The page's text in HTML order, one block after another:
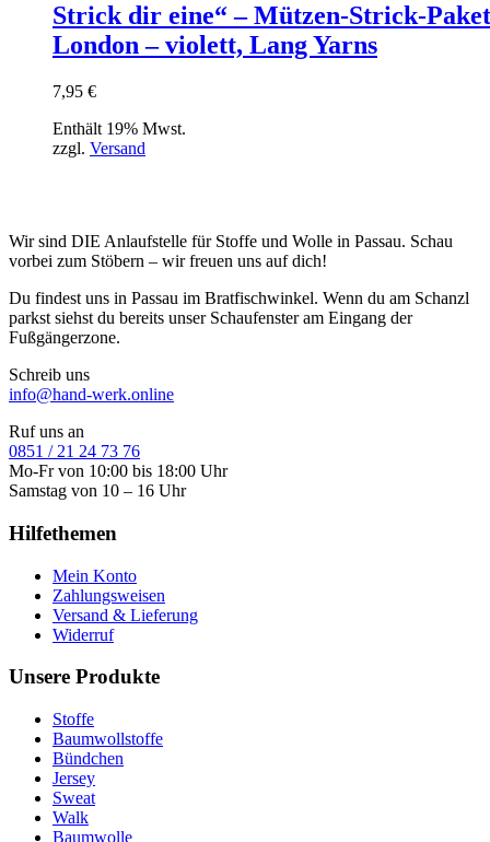
Strick dir eine“ – Mützen-Strick-
London – violett, Lang Yarns
7,95 €
Enthält 19% Mwst.
zzgl. Versand
Wir sind DIE Anlaufstelle für Stoffe und Wolle in Passau. Schau
vorbei zum Stöbern – wir freuen uns auf dich!
Du findest uns in Passau im Bratfischwinkel. Wenn du am Schanzl
parkst siehst du bereits unser Schaufenster am Eingang der
Fußgängerzone.
Schreib uns
info@hand-werk.online
Ruf uns an
0851 / 21 24 73 76
Mo-Fr von 10:00 bis 18:00 Uhr
Samstag von 10 – 16 Uhr
Hilfethemen
Mein Konto
Zahlungsweisen
Versand & Lieferung
Widerruf
Unsere Produkte
Stoffe
Baumwollstoffe
Bündchen
Jersey
Sweat
Walk
Baumwolle